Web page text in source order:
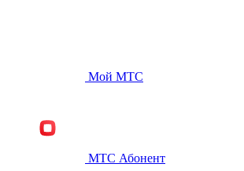
Мой МТС
МТС Абонент